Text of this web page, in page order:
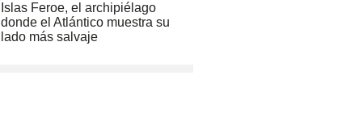
Islas Feroe, el archipiélago
donde el Atlántico muestra su
lado más salvaje